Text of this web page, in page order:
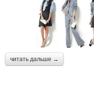
читать дальше →